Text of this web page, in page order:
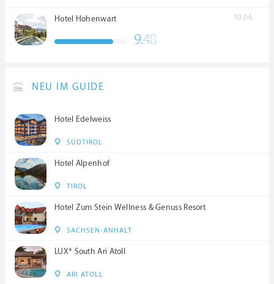
Hotel Hohenwart 10.04.
9.48
NEU IM GUIDE
Hotel Edelweiss
SÜDTIROL
Hotel Alpenhof
TIROL
Hotel Zum Stein Wellness & Genuss Resort
SACHSEN-ANHALT
LUX* South Ari Atoll
ARI ATOLL